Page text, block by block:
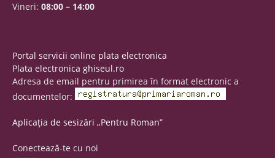
Vineri: 08:00 – 14:00
Portal servicii online plata electronica
Plata electronica ghiseul.ro
Adresa de email pentru primirea în format electronic a
documentelor:
Aplicația de sesizări „Pentru Roman”
Conectează-te cu noi